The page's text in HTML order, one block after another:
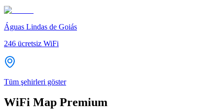
Águas Lindas de Goiás
246 ücretsiz WiFi
Tüm şehirleri göster
WiFi Map Premium